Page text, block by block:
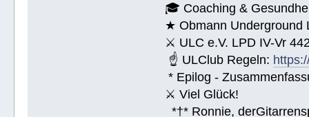
🎓 Coaching &
★ Obmann Underground
⚔ ULC e.V. LPD IV-Vr
☝ ULClub Regeln:
* Epilog -
⚔ Viel Glück!
*†* Ronnie,